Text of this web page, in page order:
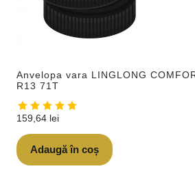
Anvelopa vara LINGLONG
R13 71T
159,64 lei
Adaugă în coș